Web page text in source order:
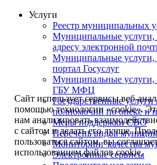
Услуги
Реестр муниципальных
Муниципальные услуги,
адресу электронной
Муниципальные услуги,
портал Госуслуг
Муниципальные услуги,
ГБУ МФЦ
Государственные
полномочий по опеке и
Меры поддержки СВО
Перечень видов
Мониторинг качества
Электронные сервисы
Сайт использует сервисы веб-
помощью технологии «cookie».
нам анализировать
с сайтом и делать его лучше.
пользоваться сайтом, вы
использованием файлов cookie.